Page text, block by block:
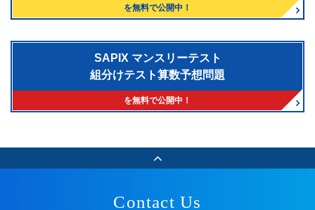
を無料で公開中！
SAPIX マンスリーテスト
組分けテスト算数予想問題
を無料で公開中！
Contact Us